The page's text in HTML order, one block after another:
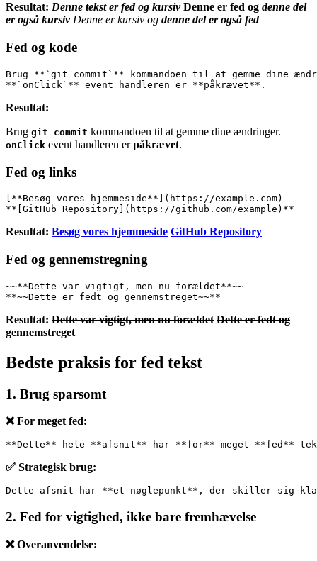
Resultat: Denne tekst er fed og kursiv Denne er fed og denne del
er også kursiv Denne er kursiv og denne del er også fed
Fed og kode
Brug **`git commit`** kommandoen til at gemme dine
**`onClick`** event handleren er **påkrævet**.
Resultat:
Brug git commit kommandoen til at gemme dine ændringer.
onClick event handleren erpåkrævet.
Fed og links
[**Besøg vores hjemmeside**](https://example.com)
**[GitHub Repository](https://github.com/example)**
Resultat: Besøg vores hjemmeside GitHub Repository
Fed og gennemstregning
~~**Dette var vigtigt, men nu forældet**~~
**~~Dette er fedt og gennemstreget~~**
Resultat: Dette var vigtigt, men nu forældet Dette er fedt og
gennemstreget
Bedste praksis for fed tekst
1. Brug sparsomt
❌ For meget fed:
**Dette** hele **afsnit** har **for** meget **fed**
✅ Strategisk brug:
Dette afsnit har **et nøglepunkt**, der skiller sig
2. Fed for vigtighed, ikke bare fremhævelse
❌ Overanvendelse: